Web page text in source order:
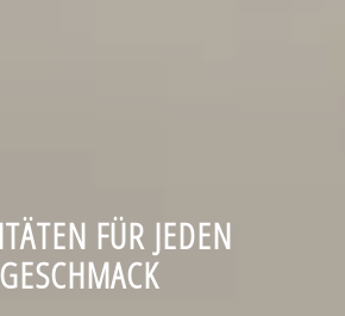
FÜR JEDEN
GESCHMACK